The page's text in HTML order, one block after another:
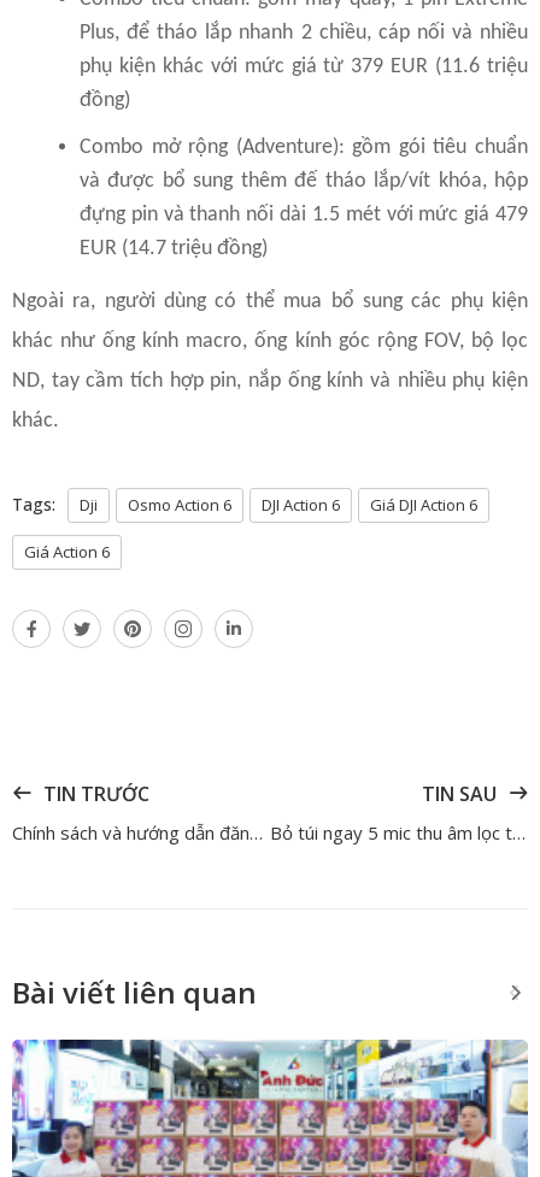
Plus, để tháo lắp nhanh 2 chiều, cáp nối và nhiều
phụ kiện khác với mức giá từ 379 EUR (11.6 triệu
đồng)
Combo mở rộng (Adventure): gồm gói tiêu chuẩn
và được bổ sung thêm đế tháo lắp/vít khóa, hộp
đựng pin và thanh nối dài 1.5 mét với mức giá 479
EUR (14.7 triệu đồng)
Ngoài ra, người dùng có thể mua bổ sung các phụ kiện
khác như ống kính macro, ống kính góc rộng FOV, bộ lọc
ND, tay cầm tích hợp pin, nắp ống kính và nhiều phụ kiện
khác.
Tags: Dji Osmo Action 6 DJI Action 6 Giá DJI Action 6
Giá Action 6
TIN TRƯỚC
Chính sách và hướng dẫn đăng ký bảo hành B&O tại Việt Nam
TIN SAU
Bỏ túi ngay 5 mic thu âm lọc tiếng ồn dưới 10 triệu chất lượng
Bài viết liên quan